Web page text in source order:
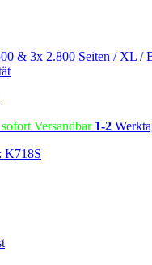
& 3x 2.800 Seiten / XL /
sofort Versandbar 1-2
K718S